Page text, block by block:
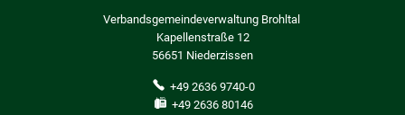
Verbandsgemeindeverwaltung Brohltal
Kapellenstraße 12
56651 Niederzissen
+49 2636 9740-0
+49 2636 80146